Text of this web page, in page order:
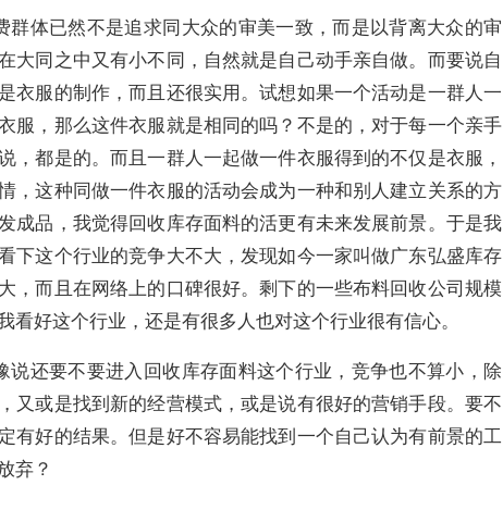
群体已然不是追求同大众的审美一致，而是以背离大众的审
大同之中又有小不同，自然就是自己动手亲自做。而要说自
衣服的制作，而且还很实用。试想如果一个活动是一群人一
服，那么这件衣服就是相同的吗？不是的，对于每一个亲手
，都是的。而且一群人一起做一件衣服得到的不仅是衣服，
，这种同做一件衣服的活动会成为一种和别人建立关系的方
成品，我觉得回收库存面料的活更有未来发展前景。于是我
下这个行业的竞争大不大，发现如今一家叫做广东弘盛库存
，而且在网络上的口碑很好。剩下的一些布料回收公司规模
看好这个行业，还是有很多人也对这个行业很有信心。
说还要不要进入回收库存面料这个行业，竞争也不算小，除
又或是找到新的经营模式，或是说有很好的营销手段。要不
有好的结果。但是好不容易能找到一个自己认为有前景的工
弃？